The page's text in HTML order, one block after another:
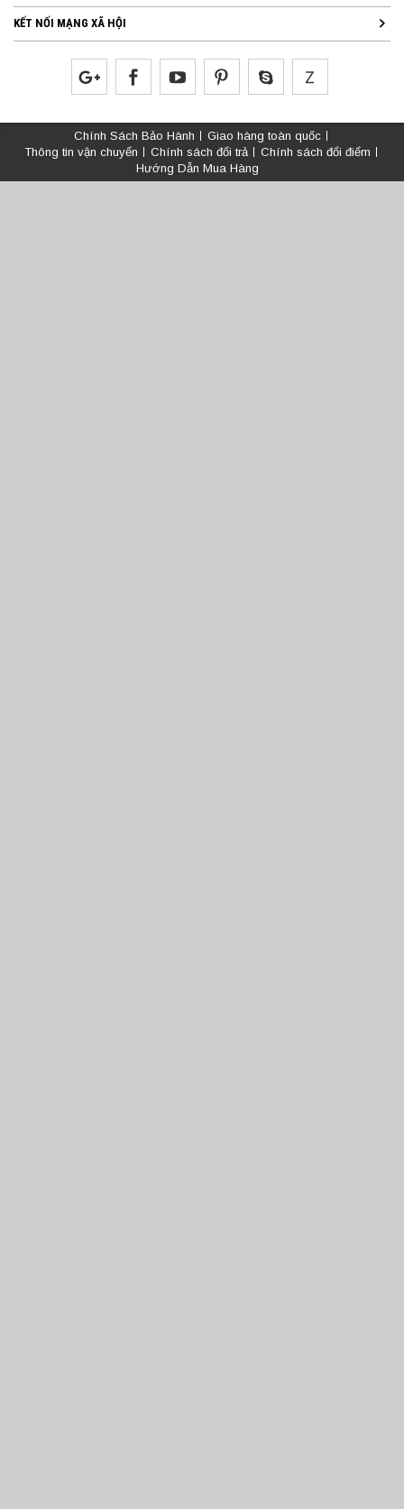
KẾT NỐI MẠNG XÃ HỘI
Chính Sách Bảo Hành
Giao hàng toàn quốc
Thông tin vận chuyển
Chính sách đổi trả
Chính sách đổi điểm
Hướng Dẫn Mua Hàng